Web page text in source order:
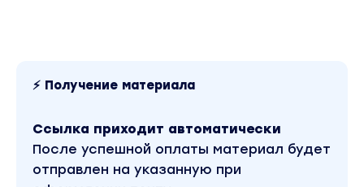
использовании биткоина.
проблем с налогами.
Навык работы с различными биткоин
кошельками и инструментами.
⚡ Получение материала
Ссылка приходит автоматически
После успешной оплаты материал будет
отправлен на указанную при